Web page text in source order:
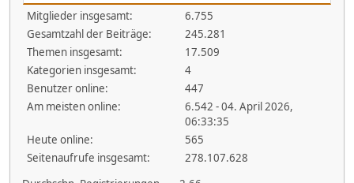
Mitglieder insgesamt:
6.755
Gesamtzahl der Beiträge:
245.281
Themen insgesamt:
17.509
Kategorien insgesamt:
4
Benutzer online:
447
Am meisten online:
6.542 - 04. April 2026,
06:33:35
Heute online:
565
Seitenaufrufe insgesamt:
278.107.628